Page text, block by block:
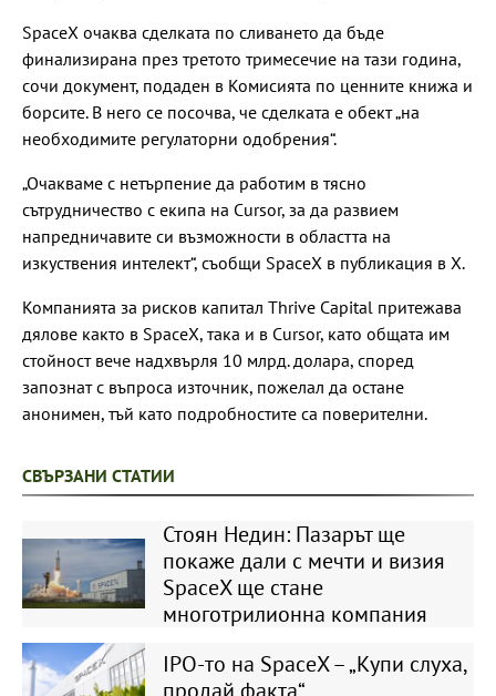
SpaceX очаква сделката по сливането да бъде
финализирана през третото тримесечие на тази година,
сочи документ, подаден в Комисията по ценните книжа и
борсите. В него се посочва, че сделката е обект „на
необходимите регулаторни одобрения“.
„Очакваме с нетърпение да работим в тясно
сътрудничество с екипа на Cursor, за да развием
напредничавите си възможности в областта на
изкуствения интелект“, съобщи SpaceX в публикация в Х.
Компанията за рисков капитал Thrive Capital притежава
дялове както в SpaceX, така и в Cursor, като общата им
стойност вече надхвърля 10 млрд. долара, според
запознат с въпроса източник, пожелал да остане
анонимен, тъй като подробностите са поверителни.
СВЪРЗАНИ СТАТИИ
Стоян Недин: Пазарът ще
покаже дали с мечти и визия
SpaceX ще стане
многотрилионна компания
IPO-то на SpaceX – „Купи слуха,
продай факта“